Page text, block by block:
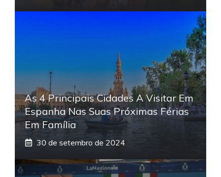
As 4 Principais Cidades A Visitar Em
Espanha Nas Suas Próximas Férias
Em Família
30 de setembro de 2024